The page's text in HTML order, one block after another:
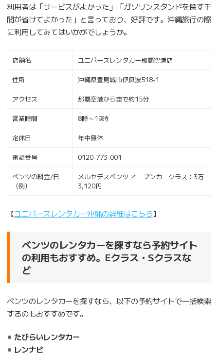
利用者は「サービスがよかった」「ガソリンスタンドを探す手
間が省けてよかった」と言っており、好評です。沖縄旅行の際
に利用してみてはいかがでしょうか。
店舗名 ユニバースレンタカー那覇空港店
住所 沖縄県豊見城市伊良波518-1
アクセス 那覇空港から車で約15分
営業時間 8時～19時
定休日 年中無休
電話番号 0120-773-001
ベンツの料金/日
（例）
メルセデスベンツ オープンカークラス：3万
3,120円
【ユニバースレンタカー沖縄の詳細はこちら】
ベンツのレンタカーを探すなら予約サイト
の利用もおすすめ。Eクラス・Sクラスな
ど
ベンツのレンタカーを探すなら、以下の予約サイトで一括検索
するのもおすすめです。
たびらいレンタカー
レンナビ